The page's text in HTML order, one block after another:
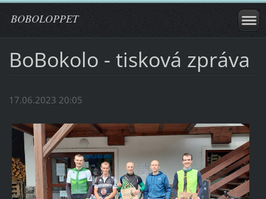
BOBOLOPPET
BoBokolo - tisková zpráva
17.06.2023 20:05